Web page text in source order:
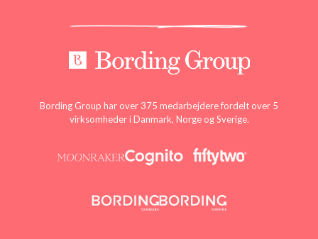
Bording Group har over 375 medarbejdere fordelt over 5
virksomheder i Danmark, Norge og Sverige.